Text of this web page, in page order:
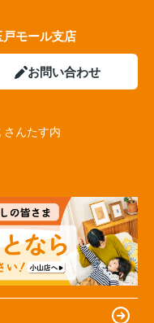
モール支店
お問い合わせ
んたす内